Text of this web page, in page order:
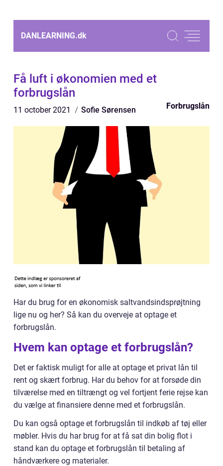
DANLEARNING.dk
Få luft i økonomien med et
forbrugslån
11 october 2021 Sofie Sørensen Forbrugslån
Har du brug for en økonomisk saltvandsindsprøjtning
lige nu og her? Så kan du overveje at optage et
forbrugslån.
Hvem kan optage et forbrugslån?
Det er faktisk muligt for alle at optage et privat lån til
rent og skært forbrug. Har du behov for at forsøde din
tilværelse med en tiltrængt og vel fortjent ferie rejse kan
du vælge at finansiere denne med et forbrugslån.
Du kan også optage et forbrugslån til indkøb af tøj eller
møbler. Hvis du har brug for at få sat din bolig flot i
stand kan du optage et forbrugslån til betaling af
håndværkere og materialer.